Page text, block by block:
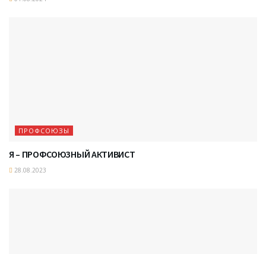
ПРОФСОЮЗЫ
Я – ПРОФСОЮЗНЫЙ АКТИВИСТ
28.08.2023